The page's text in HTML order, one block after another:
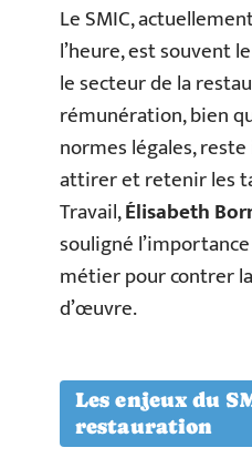
Le SMIC,
l’heure, est souvent
le secteur de la
rémunération, bien
normes légales,
attirer et retenir les
Travail,Élisabeth
souligné
métier pour contrer
d’œuvre.
Les enjeux du
restauration